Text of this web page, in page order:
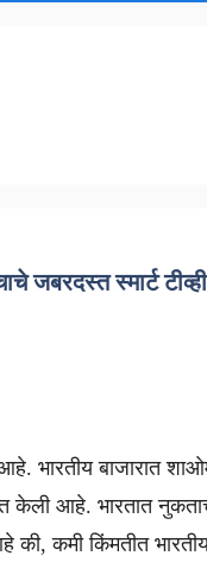
जबरदस्त स्मार्ट
भारतीय बाजारात
केली आहे. भारतात
कमी किंमतीत भारतीय